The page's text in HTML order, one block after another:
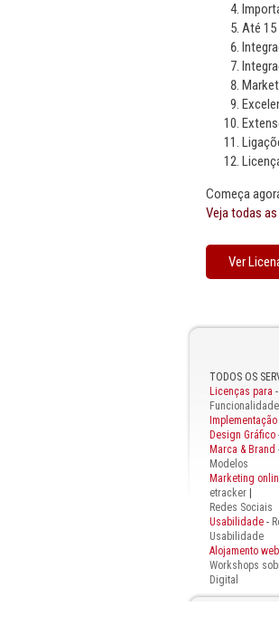
Até 15
Começa
Veja todas
Ver
TODOS OS
Licenças para -
Implementação
Design Gráfico
Marca & Brand
Modelos
Marketing
etracker
Redes Sociais
Usabilidade -
Usabilidade
Alojamento web
Workshops
Digital